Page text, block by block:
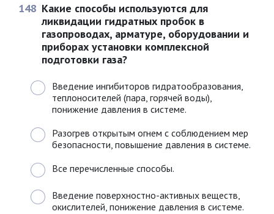
148 Какие способы используются для
ликвидации гидратных пробок в
газопроводах, арматуре, оборудовании и
приборах установки комплексной
подготовки газа?
Введение ингибиторов гидратообразования,
теплоносителей (пара, горячей воды),
понижение давления в системе.
Разогрев открытым огнем с соблюдением мер
безопасности, повышение давления в системе.
Все перечисленные способы.
Введение поверхностно-активных веществ,
окислителей, понижение давления в системе.